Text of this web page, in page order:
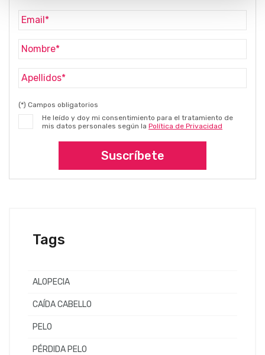
(*) Campos obligatorios
He leído y doy mi consentimiento para el tratamiento de
mis datos personales según la Política de Privacidad
Suscríbete
Tags
ALOPECIA
CAÍDA CABELLO
PELO
PÉRDIDA PELO